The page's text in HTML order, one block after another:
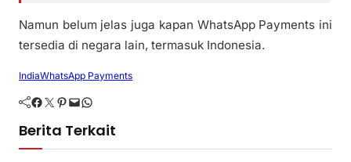
Namun belum jelas juga kapan WhatsApp Payments ini
tersedia di negara lain, termasuk Indonesia.
IndiaWhatsApp Payments
Facebook Twitter Pinterest Mail WhatsApp
Berita Terkait